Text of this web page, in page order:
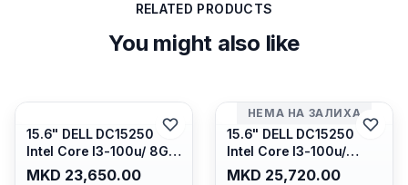
RELATED PRODUCTS
You might also like
15.6" DELL DC15250
Intel Core I3-100u/ 8GB
DDR4/ 512GB SSD M.2/
MKD 23,650.00
НЕМА НА ЗАЛИХА
15.6" DELL DC15250
Intel Core I3-100u/
16GB DDR4/ 512GB SSD
MKD 25,720.00